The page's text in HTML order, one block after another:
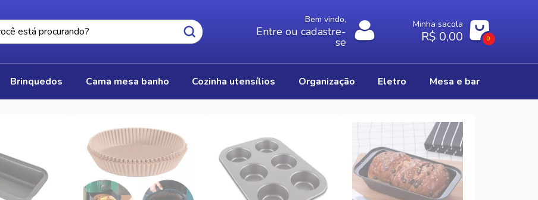
Bem vindo,
Entre ou cadastre-
se
Minha sacola
R$ 0,00 0
brinquedos cama mesa banho cozinha utensílios organização eletro mesa e bar